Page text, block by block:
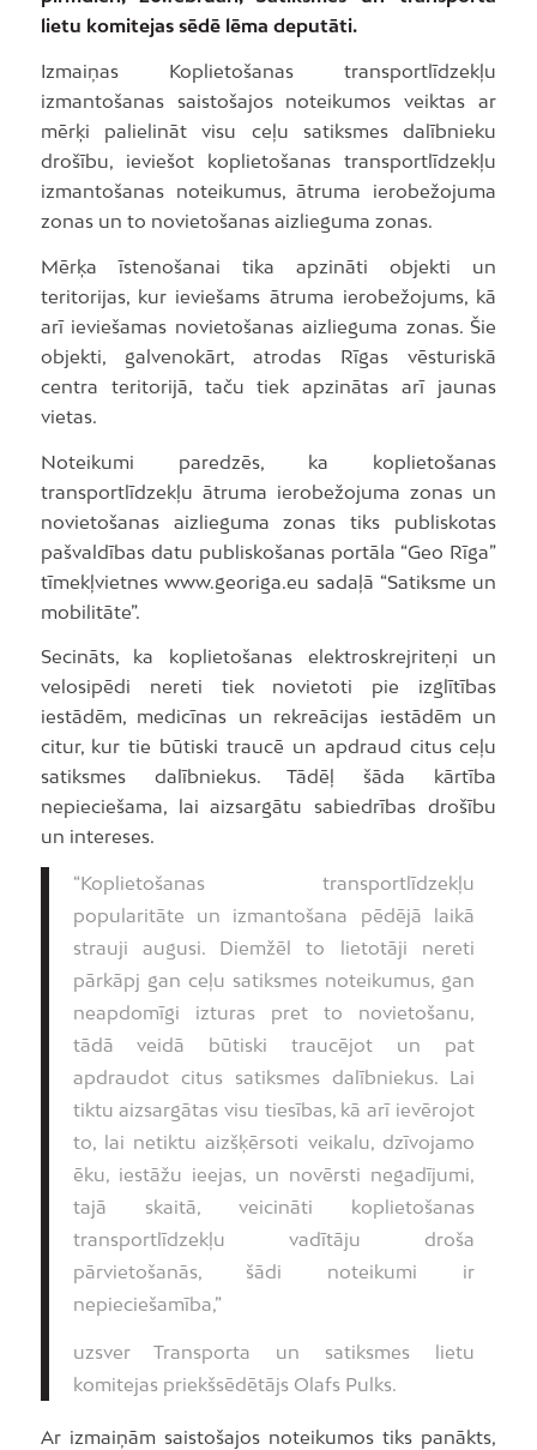
lietu komitejas sēdē lēma deputāti.
Izmaiņas Koplietošanas transportlīdzekļu
izmantošanas saistošajos noteikumos veiktas ar
mērķi palielināt visu ceļu satiksmes dalībnieku
drošību, ieviešot koplietošanas transportlīdzekļu
izmantošanas noteikumus, ātruma ierobežojuma
zonas un to novietošanas aizlieguma zonas.
Mērķa īstenošanai tika apzināti objekti un
teritorijas, kur ieviešams ātruma ierobežojums, kā
arī ieviešamas novietošanas aizlieguma zonas. Šie
objekti, galvenokārt, atrodas Rīgas vēsturiskā
centra teritorijā, taču tiek apzinātas arī jaunas
vietas.
Noteikumi paredzēs, ka koplietošanas
transportlīdzekļu ātruma ierobežojuma zonas un
novietošanas aizlieguma zonas tiks publiskotas
pašvaldības datu publiskošanas portāla “Geo Rīga”
tīmekļvietnes www.georiga.eu sadaļā “Satiksme un
mobilitāte”.
Secināts, ka koplietošanas elektroskrejriteņi un
velosipēdi nereti tiek novietoti pie izglītības
iestādēm, medicīnas un rekreācijas iestādēm un
citur, kur tie būtiski traucē un apdraud citus ceļu
satiksmes dalībniekus. Tādēļ šāda kārtība
nepieciešama, lai aizsargātu sabiedrības drošību
un intereses.
“Koplietošanas transportlīdzekļu
popularitāte un izmantošana pēdējā laikā
strauji augusi. Diemžēl to lietotāji nereti
pārkāpj gan ceļu satiksmes noteikumus, gan
neapdomīgi izturas pret to novietošanu,
tādā veidā būtiski traucējot un pat
apdraudot citus satiksmes dalībniekus. Lai
tiktu aizsargātas visu tiesības, kā arī ievērojot
to, lai netiktu aizšķērsoti veikalu, dzīvojamo
ēku, iestāžu ieejas, un novērsti negadījumi,
tajā skaitā, veicināti koplietošanas
transportlīdzekļu vadītāju droša
pārvietošanās, šādi noteikumi ir
nepieciešamība,”
uzsver Transporta un satiksmes lietu
komitejas priekšsēdētājs Olafs Pulks.
Ar izmaiņām saistošajos noteikumos tiks panākts,